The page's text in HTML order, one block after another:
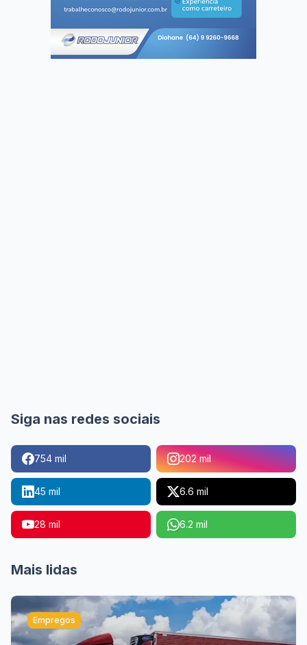
Siga nas redes sociais
754 mil 202 mil
45 mil 6.6 mil
28 mil 6.2 mil
Mais lidas
Empregos